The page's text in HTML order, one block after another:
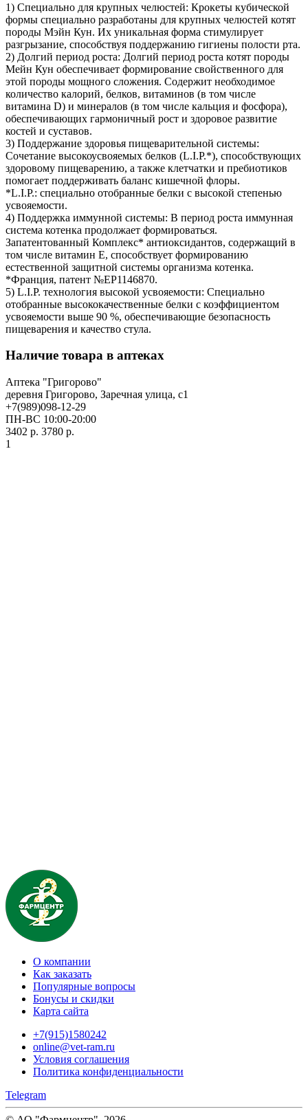
1) Специально для крупных челюстей: Крокеты кубической
формы специально разработаны для крупных челюстей котят
породы Мэйн Кун. Их уникальная форма стимулирует
разгрызание, способствуя поддержанию гигиены полости рта.
2) Долгий период роста: Долгий период роста котят породы
Мейн Кун обеспечивает формирование свойственного для
этой породы мощного сложения. Содержит необходимое
количество калорий, белков, витаминов (в том числе
витамина D) и минералов (в том числе кальция и фосфора),
обеспечивающих гармоничный рост и здоровое развитие
костей и суставов.
3) Поддержание здоровья пищеварительной системы:
Сочетание высокоусвояемых белков (L.I.P.*), способствующих
здоровому пищеварению, а также клетчатки и пребиотиков
помогает поддерживать баланс кишечной флоры.
*L.I.P.: специально отобранные белки с высокой степенью
усвояемости.
4) Поддержка иммунной системы: В период роста иммунная
система котенка продолжает формироваться.
Запатентованный Комплекс* антиоксидантов, содержащий в
том числе витамин Е, способствует формированию
естественной защитной системы организма котенка.
*Франция, патент №EP1146870.
5) L.I.P. технология высокой усвояемости: Специально
отобранные высококачественные белки с коэффициентом
усвояемости выше 90 %, обеспечивающие безопасность
пищеварения и качество стула.
Наличие товара в аптеках
Аптека "Григорово"
деревня Григорово, Заречная улица, с1
+7(989)098-12-29
ПН-ВС 10:00-20:00
3402 р. 3780 р.
1
О компании
Как заказать
Популярные вопросы
Бонусы и скидки
Карта сайта
+7(915)1580242
online@vet-ram.ru
Условия соглашения
Политика конфиденциальности
Telegram